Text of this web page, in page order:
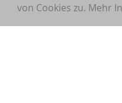
von Cookies zu. Mehr